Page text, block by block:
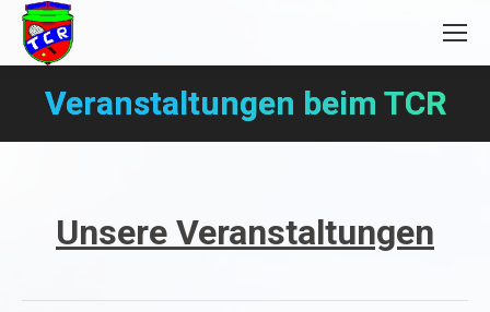
Veranstaltungen beim TCR
Sie befinden sich hier:
Unsere Veranstaltungen